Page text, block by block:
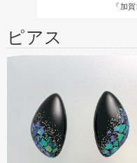
『加
ピアス